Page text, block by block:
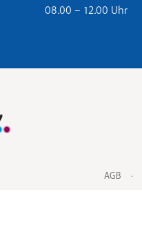
08.00 – 12.00 Uhr
AGB